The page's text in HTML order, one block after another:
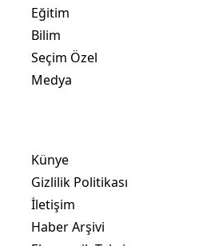
Bartın
Eğitim
Bilim
Seçim Özel
Medya
Künye
Gizlilik Politikası
İletişim
Haber Arşivi